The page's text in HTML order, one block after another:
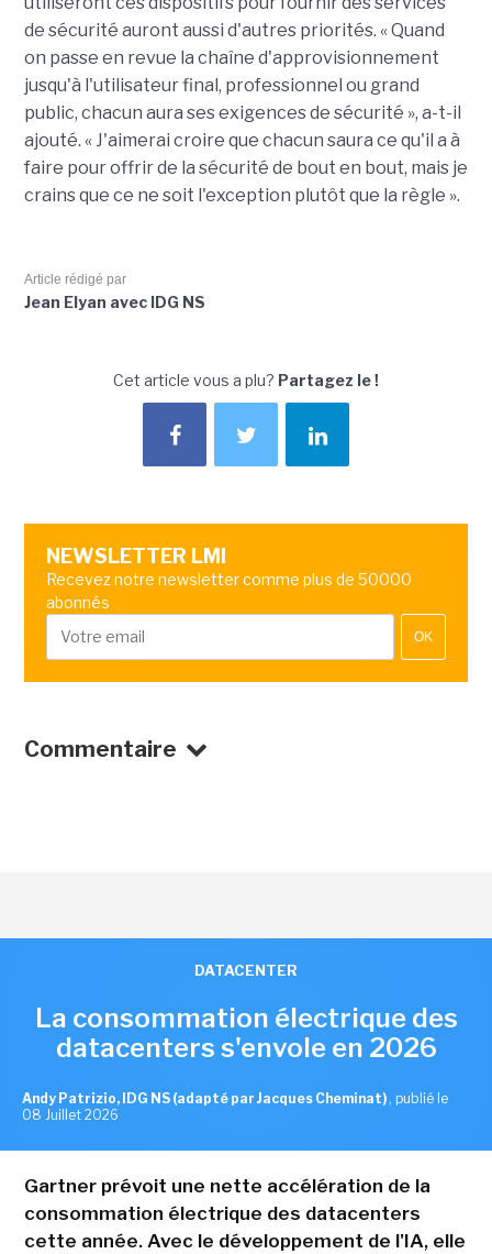
de sécurité auront aussi d'autres priorités. « Quand
on passe en revue la chaîne d'approvisionnement
jusqu'à l'utilisateur final, professionnel ou grand
public, chacun aura ses exigences de sécurité », a-t-il
ajouté. « J'aimerai croire que chacun saura ce qu'il a à
faire pour offrir de la sécurité de bout en bout, mais je
crains que ce ne soit l'exception plutôt que la règle ».
Article rédigé par
Jean Elyan avec IDG NS
Cet article vous a plu? Partagez le !
NEWSLETTER LMI
Recevez notre newsletter comme plus de 50000
abonnés
OK
Commentaire
DATACENTER
La consommation électrique des
datacenters s'envole en 2026
Andy Patrizio, IDG NS (adapté par Jacques Cheminat) , publié le
08 Juillet 2026
Gartner prévoit une nette accélération de la
consommation électrique des datacenters
cette année. Avec le développement de l'IA, elle